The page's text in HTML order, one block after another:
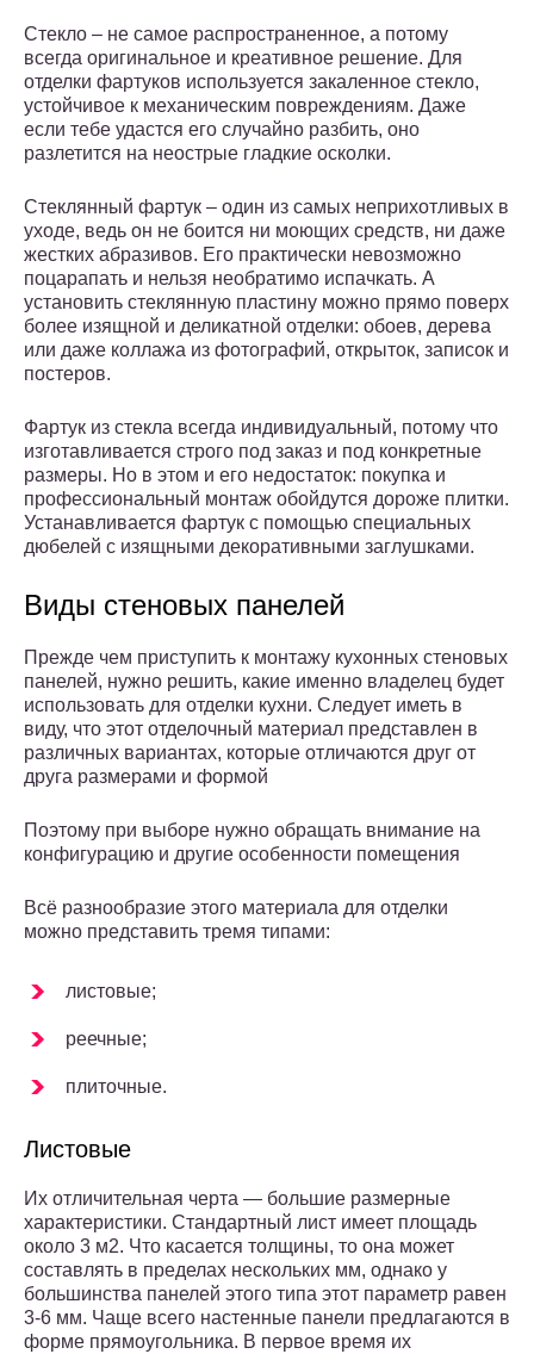
Стекло – не самое распространенное, а потому
всегда оригинальное и креативное решение. Для
отделки фартуков используется закаленное стекло,
устойчивое к механическим повреждениям. Даже
если тебе удастся его случайно разбить, оно
разлетится на неострые гладкие осколки.
Стеклянный фартук – один из самых неприхотливых в
уходе, ведь он не боится ни моющих средств, ни даже
жестких абразивов. Его практически невозможно
поцарапать и нельзя необратимо испачкать. А
установить стеклянную пластину можно прямо поверх
более изящной и деликатной отделки: обоев, дерева
или даже коллажа из фотографий, открыток, записок и
постеров.
Фартук из стекла всегда индивидуальный, потому что
изготавливается строго под заказ и под конкретные
размеры. Но в этом и его недостаток: покупка и
профессиональный монтаж обойдутся дороже плитки.
Устанавливается фартук с помощью специальных
дюбелей с изящными декоративными заглушками.
Виды стеновых панелей
Прежде чем приступить к монтажу кухонных стеновых
панелей, нужно решить, какие именно владелец будет
использовать для отделки кухни. Следует иметь в
виду, что этот отделочный материал представлен в
различных вариантах, которые отличаются друг от
друга размерами и формой
Поэтому при выборе нужно обращать внимание на
конфигурацию и другие особенности помещения
Всё разнообразие этого материала для отделки
можно представить тремя типами:
листовые;
реечные;
плиточные.
Листовые
Их отличительная черта — большие размерные
характеристики. Стандартный лист имеет площадь
около 3 м2. Что касается толщины, то она может
составлять в пределах нескольких мм, однако у
большинства панелей этого типа этот параметр равен
3-6 мм. Чаще всего настенные панели предлагаются в
форме прямоугольника. В первое время их